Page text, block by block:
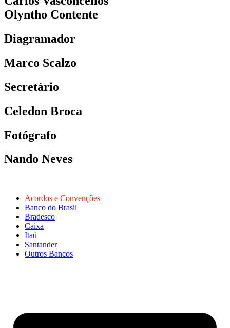
Olyntho Contente
Diagramador
Marco Scalzo
Secretário
Celedon Broca
Fotógrafo
Nando Neves
Acordos e Convenções
Banco do Brasil
Bradesco
Caixa
Itaú
Santander
Outros Bancos